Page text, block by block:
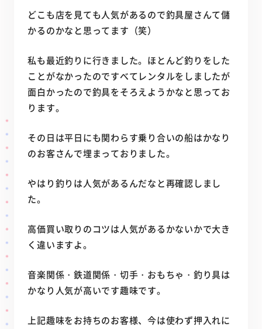
どこも店を見ても人気があるので釣具屋さんて儲
かるのかなと思ってます（笑）
私も最近釣りに行きました。ほとんど釣りをした
ことがなかったのですべてレンタルをしましたが
面白かったので釣具をそろえようかなと思ってお
ります。
その日は平日にも関わらす乗り合いの船はかなり
のお客さんで埋まっておりました。
やはり釣りは人気があるんだなと再確認しまし
た。
高価買い取りのコツは人気があるかないかで大き
く違いますよ。
音楽関係・鉄道関係・切手・おもちゃ・釣り具は
かなり人気が高いです趣味です。
上記趣味をお持ちのお客様、今は使わず押入れに